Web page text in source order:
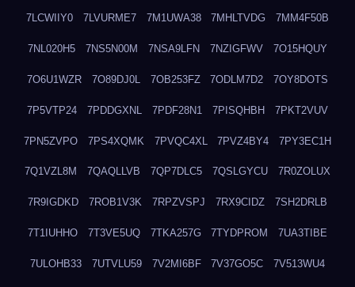
7LCWIIY0 7LVURME7 7M1UWA38 7MHLTVDG 7MM4F50B
7NL020H5 7NS5N00M 7NSA9LFN 7NZIGFWV 7O15HQUY
7O6U1WZR 7O89DJ0L 7OB253FZ 7ODLM7D2 7OY8DOTS
7P5VTP24 7PDDGXNL 7PDF28N1 7PISQHBH 7PKT2VUV
7PN5ZVPO 7PS4XQMK 7PVQC4XL 7PVZ4BY4 7PY3EC1H
7Q1VZL8M 7QAQLLVB 7QP7DLC5 7QSLGYCU 7R0ZOLUX
7R9IGDKD 7ROB1V3K 7RPZVSPJ 7RX9CIDZ 7SH2DRLB
7T1IUHHO 7T3VE5UQ 7TKA257G 7TYDPROM 7UA3TIBE
7ULOHB33 7UTVLU59 7V2MI6BF 7V37GO5C 7V513WU4